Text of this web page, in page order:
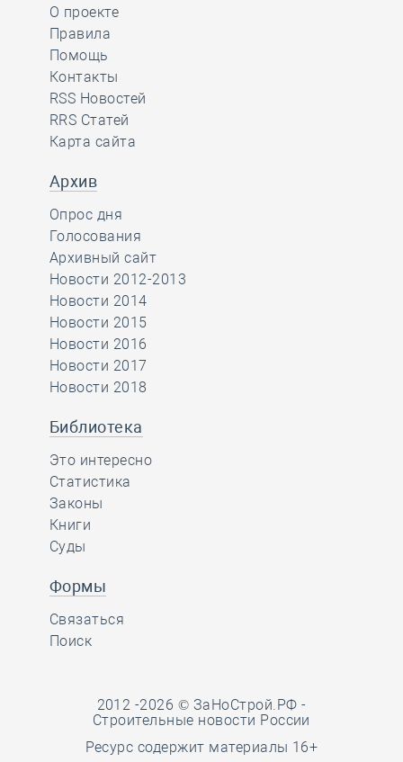
О проекте
Правила
Помощь
Контакты
RSS Новостей
RRS Статей
Карта сайта
Архив
Опрос дня
Голосования
Архивный сайт
Новости 2012-2013
Новости 2014
Новости 2015
Новости 2016
Новости 2017
Новости 2018
Библиотека
Это интересно
Статистика
Законы
Книги
Суды
Формы
Связаться
Поиск
2012 -2026 © ЗаНоСтрой.РФ -
Строительные новости России
Ресурс содержит материалы 16+